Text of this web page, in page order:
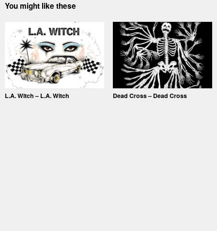
You might like these
L.A. Witch – L.A. Witch Dead Cross – Dead Cross